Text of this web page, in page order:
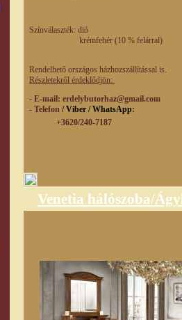
Színválaszték: dió
krémfehér (10 % felárral)
Rendelhető országos házhozszállítással is.
Részletekről érdeklődjön:
- E-mail: erdelybutorhaz@gmail.com
- Telefon / Viber / WhatsApp:
+3620/240-7187
Venetia hálószoba/